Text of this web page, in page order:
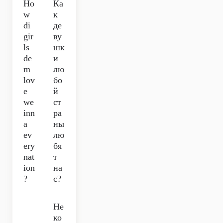
Ho
w
di
gir
ls
de
m
lov
e
we
inn
a
ev
ery
nat
ion
?
Ка
к
де
ву
шк
и
лю
бо
й
ст
ра
ны
лю
бя
т
на
с?
Не
ко